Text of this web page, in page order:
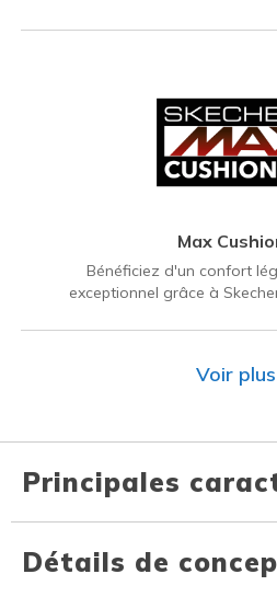
Max
Bénéficiez d'un confort
exceptionnel grâce à
Voir plus
Principales
Détails de